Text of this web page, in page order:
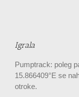
Igrala
Pumptrack: poleg
15.866409°E se
otroke.